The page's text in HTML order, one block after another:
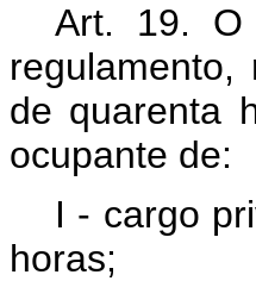
Art. 19. O
de quarenta
ocupante de:
I - cargo
horas;